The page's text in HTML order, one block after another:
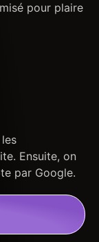
pour plaire
Ensuite, on
par Google.